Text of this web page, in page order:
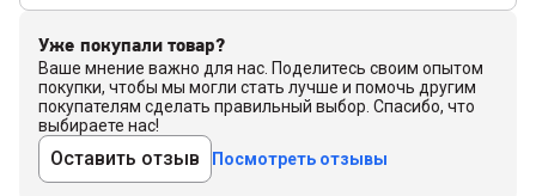
Уже покупали товар?
Ваше мнение важно для нас. Поделитесь своим опытом
покупки, чтобы мы могли стать лучше и помочь другим
покупателям сделать правильный выбор. Спасибо, что
выбираете нас!
Оставить отзыв Посмотреть отзывы